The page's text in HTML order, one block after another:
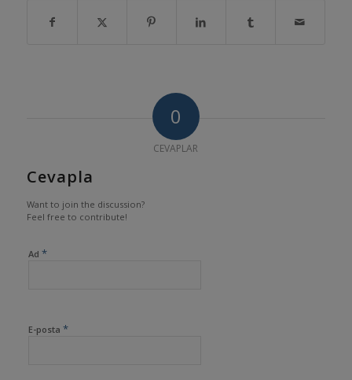
0
CEVAPLAR
Cevapla
Want to join the discussion?
Feel free to contribute!
Ad *
E-posta *